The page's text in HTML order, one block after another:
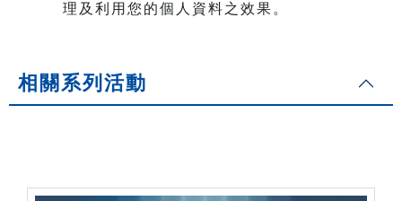
理及利用您的個人資料之效果。
相關系列活動